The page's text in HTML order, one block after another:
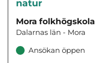
natur
Mora folkhögskola
Dalarnas län - Mora
Ansökan öppen